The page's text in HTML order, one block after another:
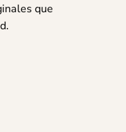
que